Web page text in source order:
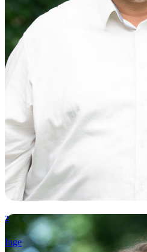
2
Inge